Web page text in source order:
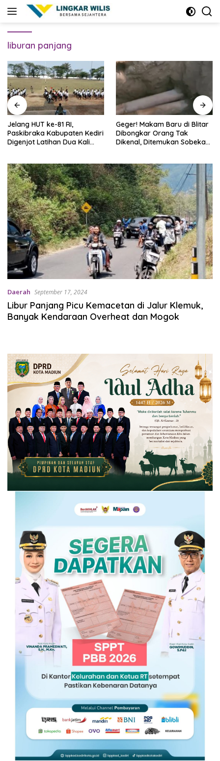
liburan panjang
Jelang HUT ke-81 RI,
Paskibraka Kabupaten Kediri
Digenjot Latihan Dua Kali
Geger! Makam Baru di Blitar
Dibongkar Orang Tak
Dikenal, Ditemukan Sobekan
Daerah September 17, 2024
Libur Panjang Picu Kemacetan di Jalur Klemuk,
Banyak Kendaraan Overheat dan Mogok